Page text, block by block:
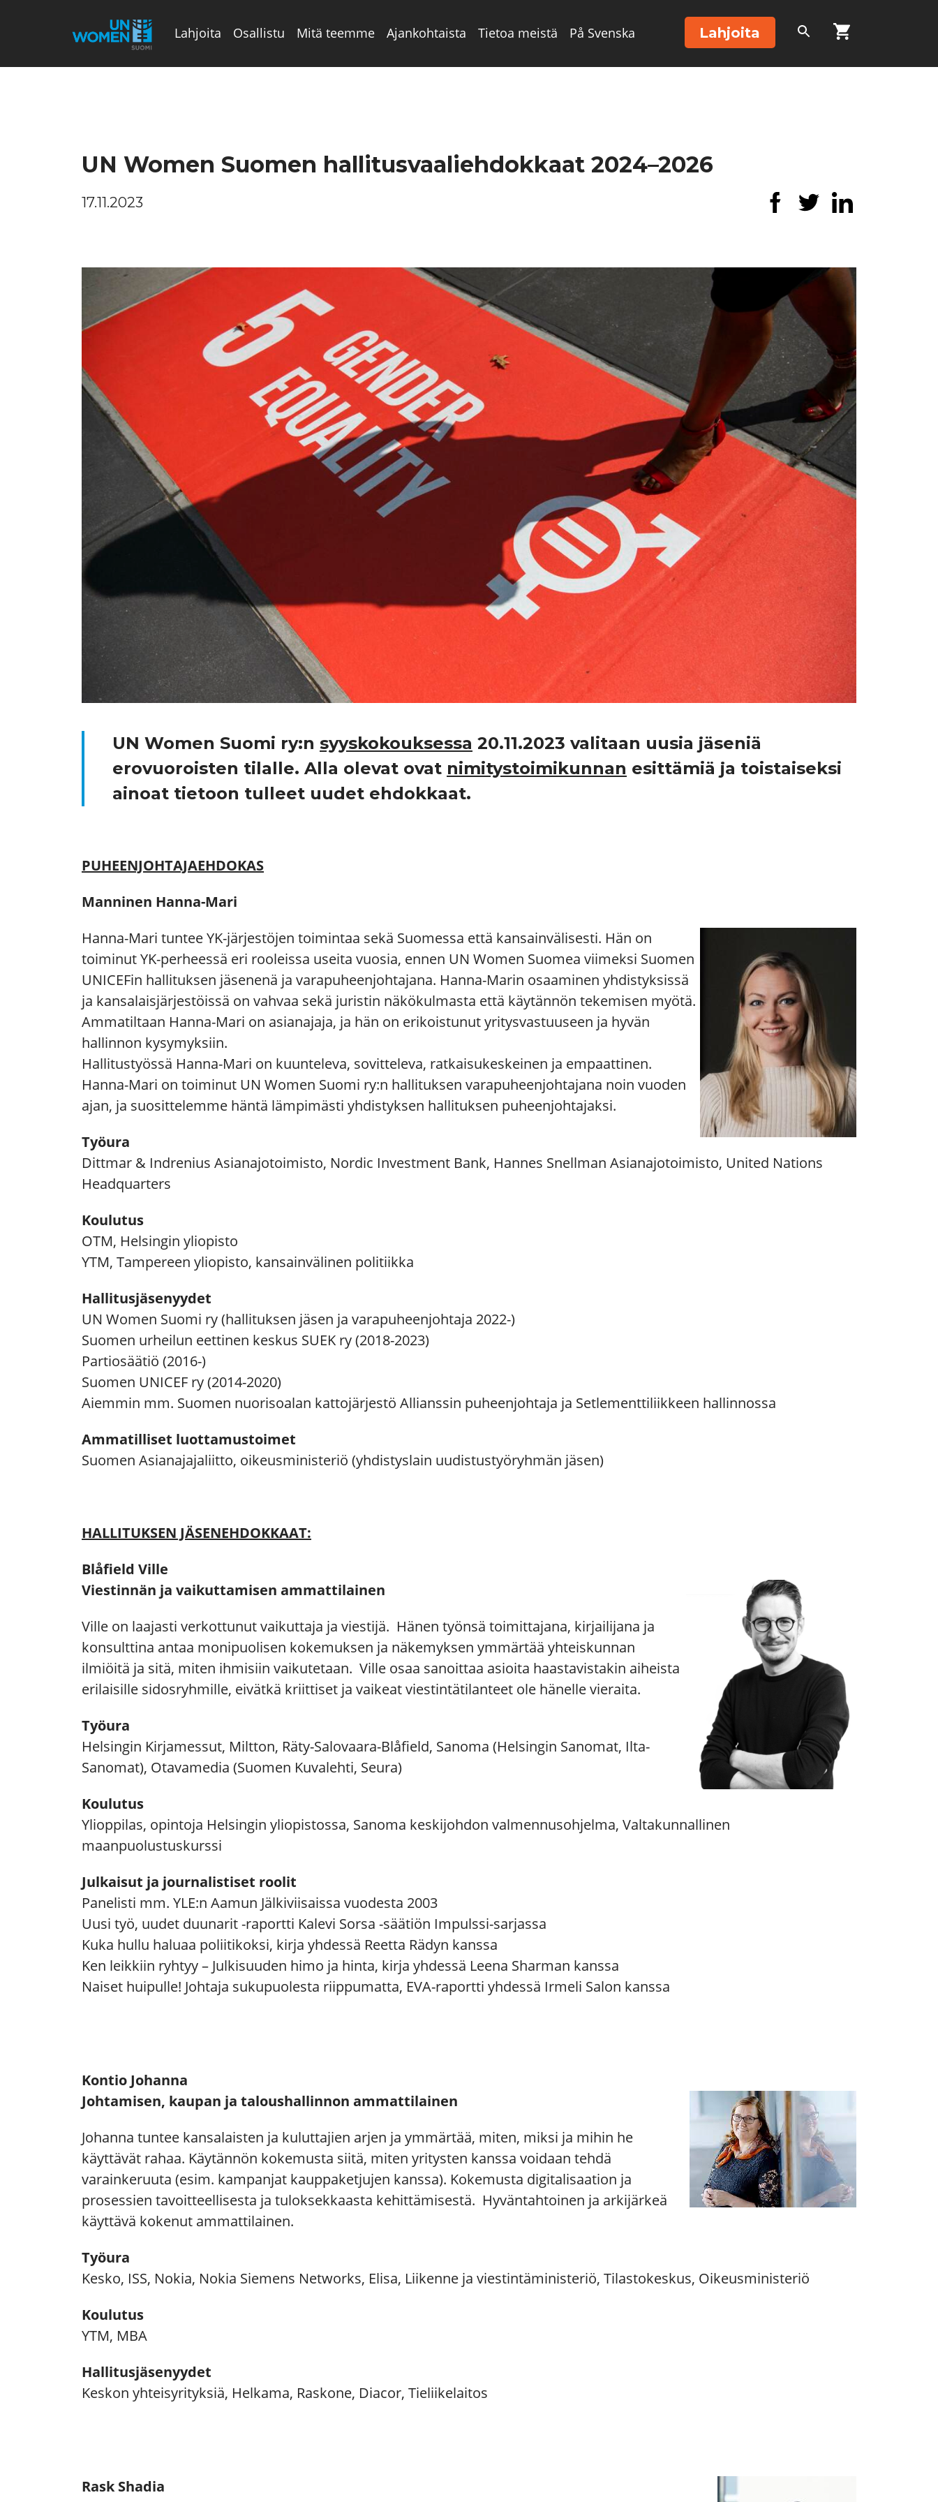
Lahjoita Osallistu Mitä teemme Ajankohtaista Tietoa meistä På Svenska Lahjoita
UN Women Suomen hallitusvaaliehdokkaat 2024–2026
17.11.2023
UN Women Suomi ry:n syyskokouksessa 20.11.2023 valitaan uusia jäseniä
erovuoroisten tilalle. Alla olevat ovat nimitystoimikunnan esittämiä ja toistaiseksi
ainoat tietoon tulleet uudet ehdokkaat.
PUHEENJOHTAJAEHDOKAS
Manninen Hanna-Mari
Hanna-Mari tuntee YK-järjestöjen toimintaa sekä Suomessa että kansainvälisesti. Hän on
toiminut YK-perheessä eri rooleissa useita vuosia, ennen UN Women Suomea viimeksi Suomen
UNICEFin hallituksen jäsenenä ja varapuheenjohtajana. Hanna-Marin osaaminen yhdistyksissä
ja kansalaisjärjestöissä on vahvaa sekä juristin näkökulmasta että käytännön tekemisen myötä.
Ammatiltaan Hanna-Mari on asianajaja, ja hän on erikoistunut yritysvastuuseen ja hyvän
hallinnon kysymyksiin.
Hallitustyössä Hanna-Mari on kuunteleva, sovitteleva, ratkaisukeskeinen ja empaattinen.
Hanna-Mari on toiminut UN Women Suomi ry:n hallituksen varapuheenjohtajana noin vuoden
ajan, ja suosittelemme häntä lämpimästi yhdistyksen hallituksen puheenjohtajaksi.
Työura
Dittmar & Indrenius Asianajotoimisto, Nordic Investment Bank, Hannes Snellman Asianajotoimisto, United Nations
Headquarters
Koulutus
OTM, Helsingin yliopisto
YTM, Tampereen yliopisto, kansainvälinen politiikka
Hallitusjäsenyydet
UN Women Suomi ry (hallituksen jäsen ja varapuheenjohtaja 2022-)
Suomen urheilun eettinen keskus SUEK ry (2018-2023)
Partiosäätiö (2016-)
Suomen UNICEF ry (2014-2020)
Aiemmin mm. Suomen nuorisoalan kattojärjestö Allianssin puheenjohtaja ja Setlementtiliikkeen hallinnossa
Ammatilliset luottamustoimet
Suomen Asianajajaliitto, oikeusministeriö (yhdistyslain uudistustyöryhmän jäsen)
HALLITUKSEN JÄSENEHDOKKAAT:
Blåfield Ville
Viestinnän ja vaikuttamisen ammattilainen
Ville on laajasti verkottunut vaikuttaja ja viestijä. Hänen työnsä toimittajana, kirjailijana ja
konsulttina antaa monipuolisen kokemuksen ja näkemyksen ymmärtää yhteiskunnan
ilmiöitä ja sitä, miten ihmisiin vaikutetaan. Ville osaa sanoittaa asioita haastavistakin aiheista
erilaisille sidosryhmille, eivätkä kriittiset ja vaikeat viestintätilanteet ole hänelle vieraita.
Työura
Helsingin Kirjamessut, Miltton, Räty-Salovaara-Blåfield, Sanoma (Helsingin Sanomat, Ilta-
Sanomat), Otavamedia (Suomen Kuvalehti, Seura)
Koulutus
Ylioppilas, opintoja Helsingin yliopistossa, Sanoma keskijohdon valmennusohjelma, Valtakunnallinen
maanpuolustuskurssi
Julkaisut ja journalistiset roolit
Panelisti mm. YLE:n Aamun Jälkiviisaissa vuodesta 2003
Uusi työ, uudet duunarit -raportti Kalevi Sorsa -säätiön Impulssi-sarjassa
Kuka hullu haluaa poliitikoksi, kirja yhdessä Reetta Rädyn kanssa
Ken leikkiin ryhtyy – Julkisuuden himo ja hinta, kirja yhdessä Leena Sharman kanssa
Naiset huipulle! Johtaja sukupuolesta riippumatta, EVA-raportti yhdessä Irmeli Salon kanssa
Kontio Johanna
Johtamisen, kaupan ja taloushallinnon ammattilainen
Johanna tuntee kansalaisten ja kuluttajien arjen ja ymmärtää, miten, miksi ja mihin he
käyttävät rahaa. Käytännön kokemusta siitä, miten yritysten kanssa voidaan tehdä
varainkeruuta (esim. kampanjat kauppaketjujen kanssa). Kokemusta digitalisaation ja
prosessien tavoitteellisesta ja tuloksekkaasta kehittämisestä. Hyväntahtoinen ja arkijärkeä
käyttävä kokenut ammattilainen.
Työura
Kesko, ISS, Nokia, Nokia Siemens Networks, Elisa, Liikenne ja viestintäministeriö, Tilastokeskus, Oikeusministeriö
Koulutus
YTM, MBA
Hallitusjäsenyydet
Keskon yhteisyrityksiä, Helkama, Raskone, Diacor, Tieliikelaitos
Rask Shadia